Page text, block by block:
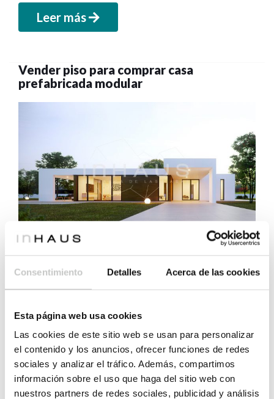
Consentimiento Detalles Acerca de las cookies
Esta página web usa cookies
Las cookies de este sitio web se usan para personalizar
el contenido y los anuncios, ofrecer funciones de redes
sociales y analizar el tráfico. Además, compartimos
información sobre el uso que haga del sitio web con
nuestros partners de redes sociales, publicidad y análisis
Leer más
Vender piso para comprar casa
prefabricada modular
Ya parece que va pasando la crisis y todos queremos
mejorar en nuestra calidad de vida. La estabilidad laboral
o el crecimiento familiar nos indica que debemos cambiar
jardín más adecuada a la situación familiar. Esta es una
reflexión muy común en las familias y lógica desde el
punto de…
Leer más